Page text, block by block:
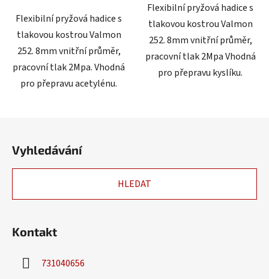
Flexibilní pryžová hadice s
tlakovou kostrou Valmon
252. 8mm vnitřní průměr,
pracovní tlak 2Mpa. Vhodná
pro přepravu acetylénu.
Flexibilní pryžová hadice s
tlakovou kostrou Valmon
252. 8mm vnitřní průměr,
pracovní tlak 2Mpa Vhodná
pro přepravu kyslíku.
Vyhledávání
HLEDAT
Kontakt
731040656